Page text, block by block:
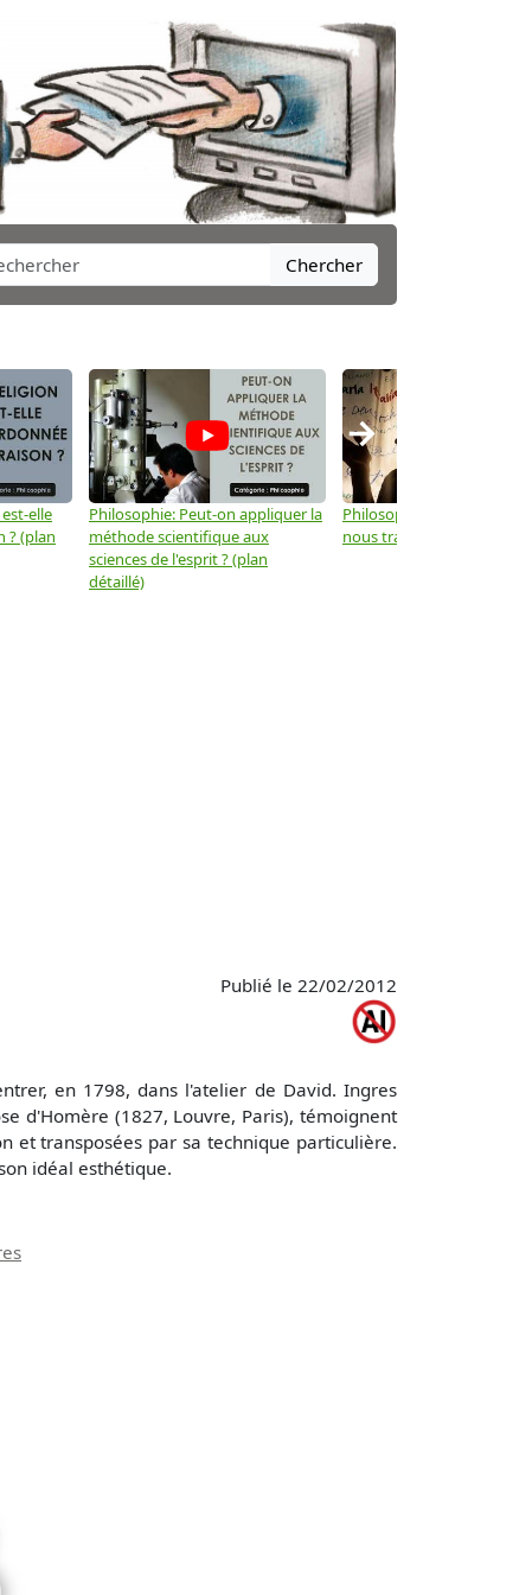
Chercher
elle
? (plan
Philosophie: Peut-on appliquer la
méthode scientifique aux
sciences de l'esprit ? (plan
détaillé)
Philosophie: Le langage
nous trahir ? (plan détaillé)
→
Publié le 22/02/2012
en 1798, dans l'atelier de David. Ingres
d'Homère (1827, Louvre, Paris), témoignent
et transposées par sa technique particulière.
idéal esthétique.